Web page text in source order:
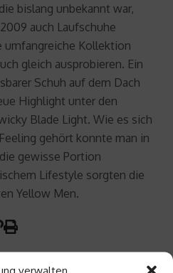
verwalten
bislang unbekannt war,
auch Laufschuhe
Kollektion
gleich ausprobieren. Ein
Schuh auf dem Dach
Highlight unter den
Blade Light. Wie es sich
gehört konnte man in
gewisse Portion
Lifestyle sorgten die
Yellow Men.